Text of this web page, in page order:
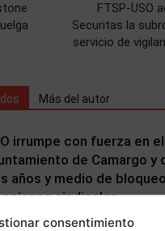
consentimiento
FTSP-USO
Securitas la
servicio de
Más del autor
irrumpe con fuerza en el
de Camargo y
años y medio de
sindicales